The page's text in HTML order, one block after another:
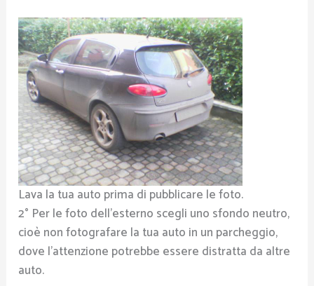
Lava la tua auto prima di pubblicare le foto.
2° Per le foto dell’esterno scegli uno sfondo neutro,
cioè non fotografare la tua auto in un parcheggio,
dove l’attenzione potrebbe essere distratta da altre
auto.